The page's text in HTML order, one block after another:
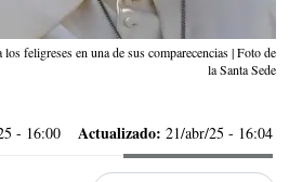
feligreses en una de sus comparecencias | Foto de
la Santa Sede
- 16:00 Actualizado: 21/abr/25 - 16:04